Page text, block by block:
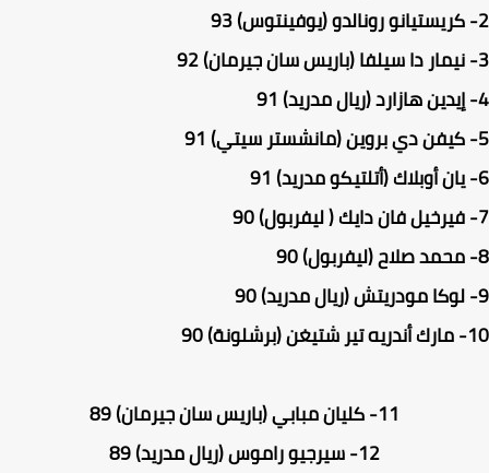
كريستيانو رونالدو (يوفينتوس) 93
نيمار دا سيلفا (باريس سان جيرمان) 92
إيدين هازارد (ريال مدريد) 91
كيفن دي بروين (مانشستر سيتي) 91
يان أوبلاك (أتلتيكو مدريد) 91
فيرخيل فان دايك ( ليفربول) 90
محمد صلاح (ليفربول) 90
لوكا مودريتش (ريال مدريد) 90
مارك أندريه تير شتيغن (برشلونة) 90
كليان مبابي (باريس سان جيرمان) 89
12- سيرجيو راموس (ريال مدريد) 89